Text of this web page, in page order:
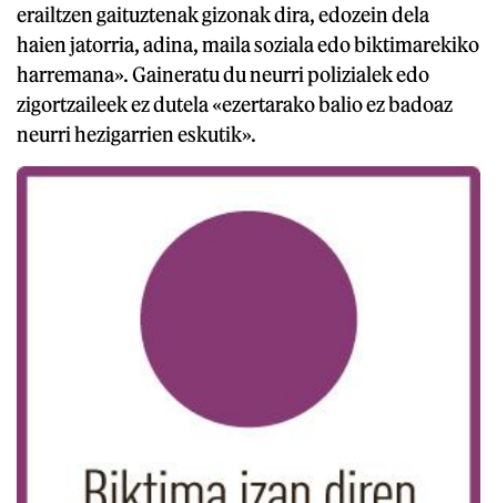
erailtzen gaituztenak gizonak dira, edozein dela
haien jatorria, adina, maila soziala edo biktimarekiko
harremana». Gaineratu du neurri polizialek edo
zigortzaileek ez dutela «ezertarako balio ez badoaz
neurri hezigarrien eskutik».